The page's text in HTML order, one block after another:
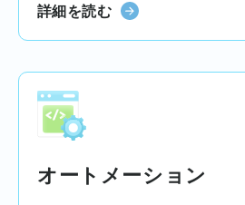
詳細を読む
オートメーション